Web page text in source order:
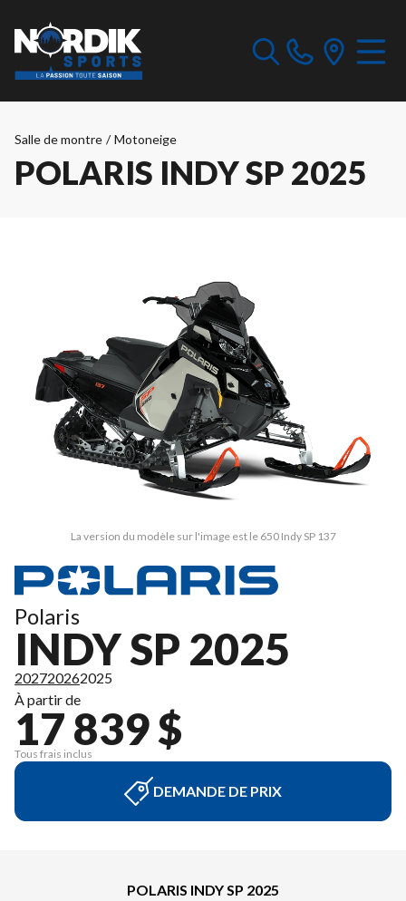
Salle de montre / Motoneige
POLARIS INDY SP 2025
La version du modèle sur l'image est le 650 Indy SP 137
Polaris
INDY SP 2025
202720262025
À partir de
17 839 $
Tous frais inclus
DEMANDE DE PRIX
POLARIS INDY SP 2025